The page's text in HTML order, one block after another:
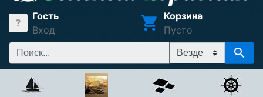
Гость
Вход
Корзина
Пусто